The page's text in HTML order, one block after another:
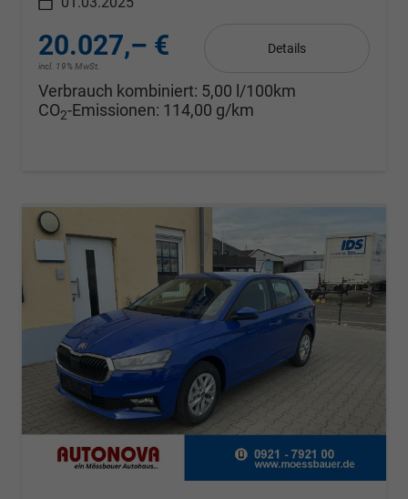
20.027,– €
incl. 19% MwSt.
Details
Verbrauch kombiniert: 5,00 l/100km
CO2-Emissionen: 114,00 g/km